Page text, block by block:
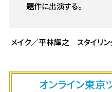
題作に出演する。
メイク／平林輝之 スタイリ
オンライン東京